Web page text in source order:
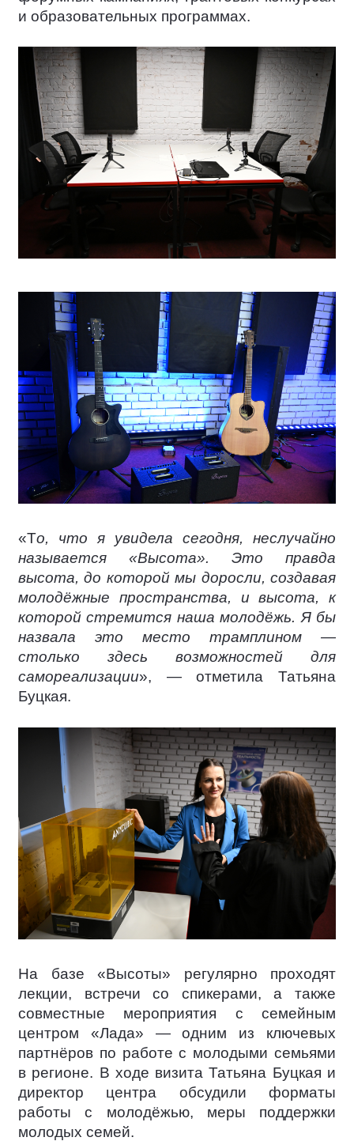
и образовательных программах.
«То, что я увидела сегодня, неслучайно
называется «Высота». Это правда
высота, до которой мы доросли, создавая
молодёжные пространства, и высота, к
которой стремится наша молодёжь. Я бы
назвала это место трамплином —
столько здесь возможностей для
самореализации», — отметила Татьяна
Буцкая.
На базе «Высоты» регулярно проходят
лекции, встречи со спикерами, а также
совместные мероприятия с семейным
центром «Лада» — одним из ключевых
партнёров по работе с молодыми семьями
в регионе. В ходе визита Татьяна Буцкая и
директор центра обсудили форматы
работы с молодёжью, меры поддержки
молодых семей.